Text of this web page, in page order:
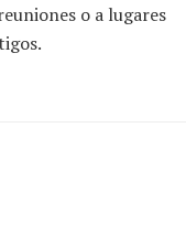
o a lugares